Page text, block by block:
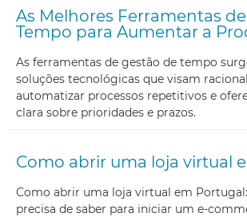
As Melhores Ferramentas
Tempo para Aumentar a
As ferramentas de gestão de tempo
soluções tecnológicas que visam
automatizar processos repetitivos e
clara sobre prioridades e prazos.
Como abrir uma loja virtual
Como abrir uma loja virtual em
precisa de saber para iniciar um e-